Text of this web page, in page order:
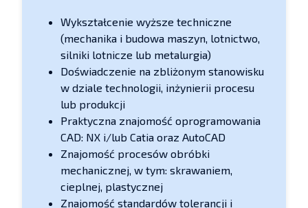
Wykształcenie wyższe techniczne
(mechanika i budowa maszyn, lotnictwo,
silniki lotnicze lub metalurgia)
Doświadczenie na zbliżonym stanowisku
w dziale technologii, inżynierii procesu
lub produkcji
Praktyczna znajomość oprogramowania
CAD: NX i/lub Catia oraz AutoCAD
Znajomość procesów obróbki
mechanicznej, w tym: skrawaniem,
cieplnej, plastycznej
Znajomość standardów tolerancji i